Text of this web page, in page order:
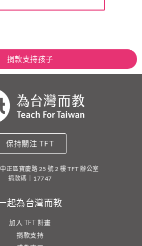
捐款支持孩子
保持關注 TFT
正區寶慶路 25 號 2 樓 TFT 辦公室
捐款碼｜17747
起為台灣而教
加入 TFT 計畫
捐款支持